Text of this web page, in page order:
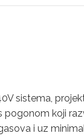
sistema,
pogonom koji
i uz